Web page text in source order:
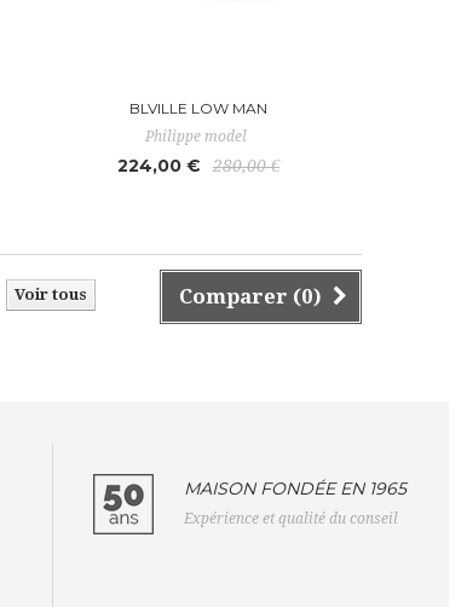
BLVILLE LOW MAN
Philippe model
224,00 € 280,00 €
Comparer (0)
Voir tous
MAISON FONDÉE EN 1965
Expérience et qualité du conseil